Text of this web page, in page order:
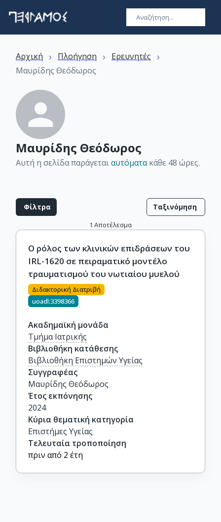
Αρχική › Πλοήγηση › Ερευνητές ›
Μαυρίδης Θεόδωρος
Μαυρίδης Θεόδωρος
Αυτή η σελίδα παράγεταιαυτόματακάθε 48 ώρες.
Φίλτρα Ταξινόμηση
1 Αποτέλεσμα
Ο ρόλος των κλινικών επιδράσεων του
IRL-1620 σε πειραματικό μοντέλο
τραυματισμού του νωτιαίου μυελού
Διδακτορική Διατριβή
uoadl:3398366
Ακαδημαϊκή μονάδα
Τμήμα Ιατρικής
Βιβλιοθήκη κατάθεσης
Βιβλιοθήκη Επιστημών Υγείας
Συγγραφέας
Μαυρίδης Θεόδωρος
Έτος εκπόνησης
2024
Κύρια θεματική κατηγορία
Επιστήμες Υγείας
Τελευταία τροποποίηση
πριν από 2 έτη